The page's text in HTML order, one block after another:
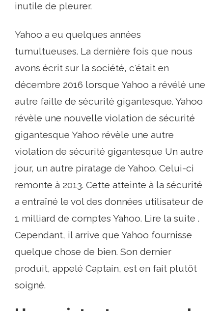
inutile de pleurer.
Yahoo a eu quelques années
tumultueuses. La dernière fois que nous
avons écrit sur la société, c'était en
décembre 2016 lorsque Yahoo a révélé une
autre faille de sécurité gigantesque. Yahoo
révèle une nouvelle violation de sécurité
gigantesque Yahoo révèle une autre
violation de sécurité gigantesque Un autre
jour, un autre piratage de Yahoo. Celui-ci
remonte à 2013. Cette atteinte à la sécurité
a entraîné le vol des données utilisateur de
1 milliard de comptes Yahoo. Lire la suite .
Cependant, il arrive que Yahoo fournisse
quelque chose de bien. Son dernier
produit, appelé Captain, est en fait plutôt
soigné.